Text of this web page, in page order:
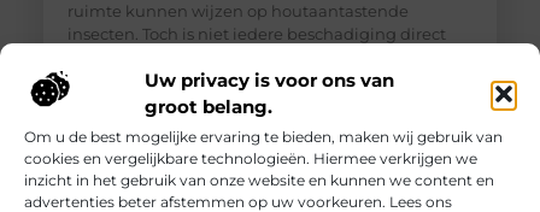
Uw privacy is voor ons van
groot belang.
Om u de best mogelijke ervaring te bieden, maken wij gebruik van
cookies en vergelijkbare technologieën. Hiermee verkrijgen we
inzicht in het gebruik van onze website en kunnen we content en
advertenties beter afstemmen op uw voorkeuren. Lees ons
ruimte kunnen wijzen op houtaantastende
insecten. Toch is niet iedere beschadiging direct
wil, doet er verstandig aan om sporen zorgvuldig te
laten beoordelen. Professionele Houtworm
maar met vaststellen wat